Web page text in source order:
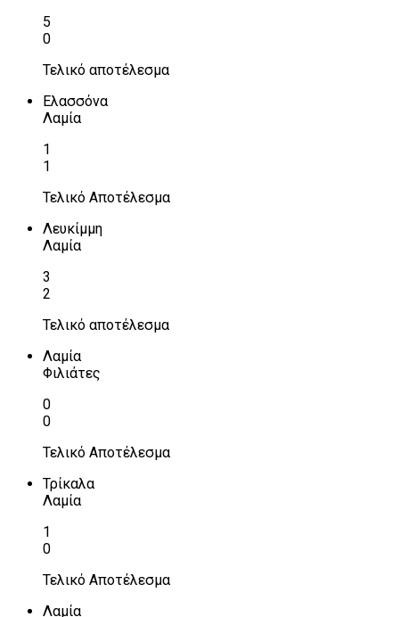
5
0
Τελικό αποτέλεσμα
Ελασσόνα
Λαμία
1
1
Τελικό Αποτέλεσμα
Λευκίμμη
Λαμία
3
2
Τελικό αποτέλεσμα
Λαμία
Φιλιάτες
0
0
Τελικό Αποτέλεσμα
Τρίκαλα
Λαμία
1
0
Τελικό Αποτέλεσμα
Λαμία